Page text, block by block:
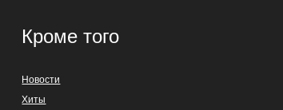
Кроме того
Новости
Хиты